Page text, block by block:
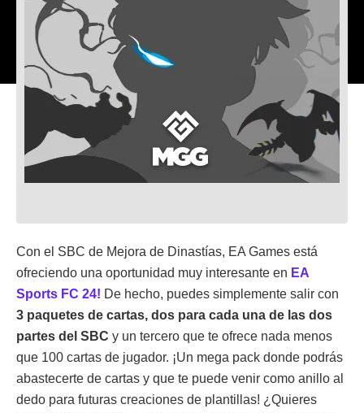
Con el SBC de Mejora de Dinastías, EA Games está
ofreciendo una oportunidad muy interesante en EA
Sports FC 24! De hecho, puedes simplemente salir con
3 paquetes de cartas, dos para cada una de las dos
partes del SBC y un tercero que te ofrece nada menos
que 100 cartas de jugador. ¡Un mega pack donde podrás
abastecerte de cartas y que te puede venir como anillo al
dedo para futuras creaciones de plantillas! ¿Quieres